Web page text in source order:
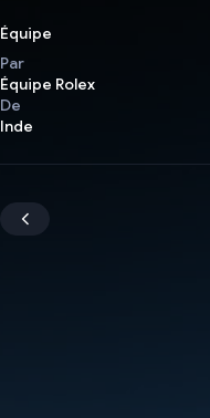
Équipe
Par
Équipe Rolex
De
Inde